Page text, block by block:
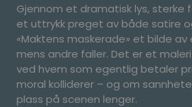
Gjennom et dramatisk lys, sterke
et uttrykk preget av både satire
«Maktens maskerade» et bilde av
mens andre faller. Det er et
ved hvem som egentlig betaler
moral kolliderer – og om
plass på scenen lenger.